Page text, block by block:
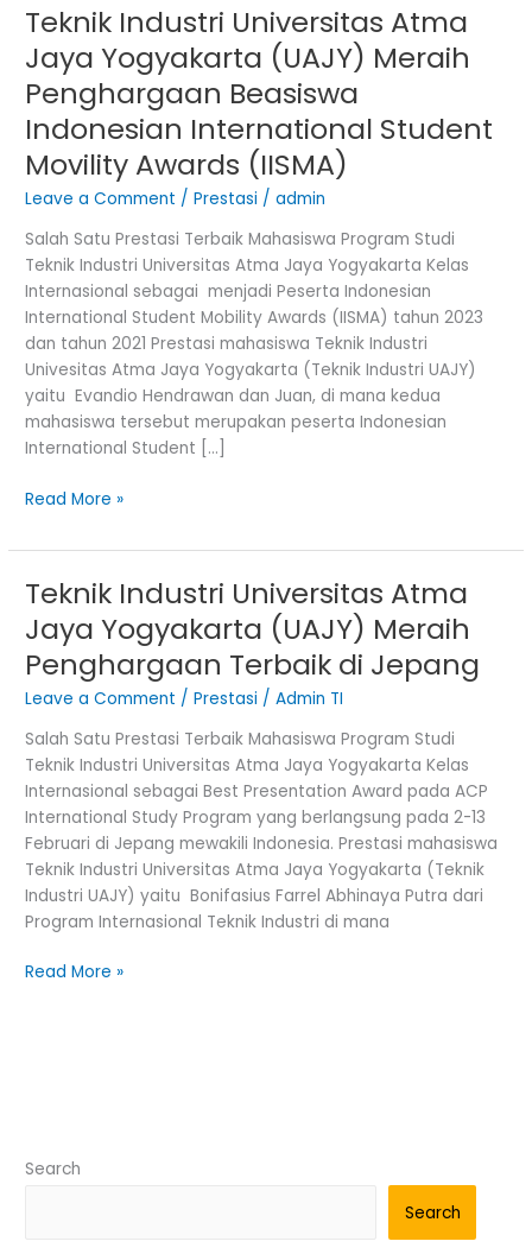
Teknik Industri Universitas Atma
Jaya Yogyakarta (UAJY) Meraih
Penghargaan Beasiswa
Indonesian International Student
Movility Awards (IISMA)
Leave a Comment /Prestasi /admin
Salah Satu Prestasi Terbaik Mahasiswa Program Studi
Teknik Industri Universitas Atma Jaya Yogyakarta Kelas
Internasional sebagai menjadi Peserta Indonesian
International Student Mobility Awards (IISMA) tahun 2023
dan tahun 2021 Prestasi mahasiswa Teknik Industri
Univesitas Atma Jaya Yogyakarta (Teknik Industri UAJY)
yaitu Evandio Hendrawan dan Juan, di mana kedua
mahasiswa tersebut merupakan peserta Indonesian
International Student […]
Read More »
Teknik Industri Universitas Atma
Jaya Yogyakarta (UAJY) Meraih
Penghargaan Terbaik di Jepang
Leave a Comment /Prestasi /Admin TI
Salah Satu Prestasi Terbaik Mahasiswa Program Studi
Teknik Industri Universitas Atma Jaya Yogyakarta Kelas
Internasional sebagai Best Presentation Award pada ACP
International Study Program yang berlangsung pada 2-13
Februari di Jepang mewakili Indonesia. Prestasi mahasiswa
Teknik Industri Universitas Atma Jaya Yogyakarta (Teknik
Industri UAJY) yaitu Bonifasius Farrel Abhinaya Putra dari
Program Internasional Teknik Industri di mana
Teknik
Universitas
Atma
Jaya
(UAJY)
Meraih
Penghargaan
Terbaik
di
Jepang
Read More »
Search
Search